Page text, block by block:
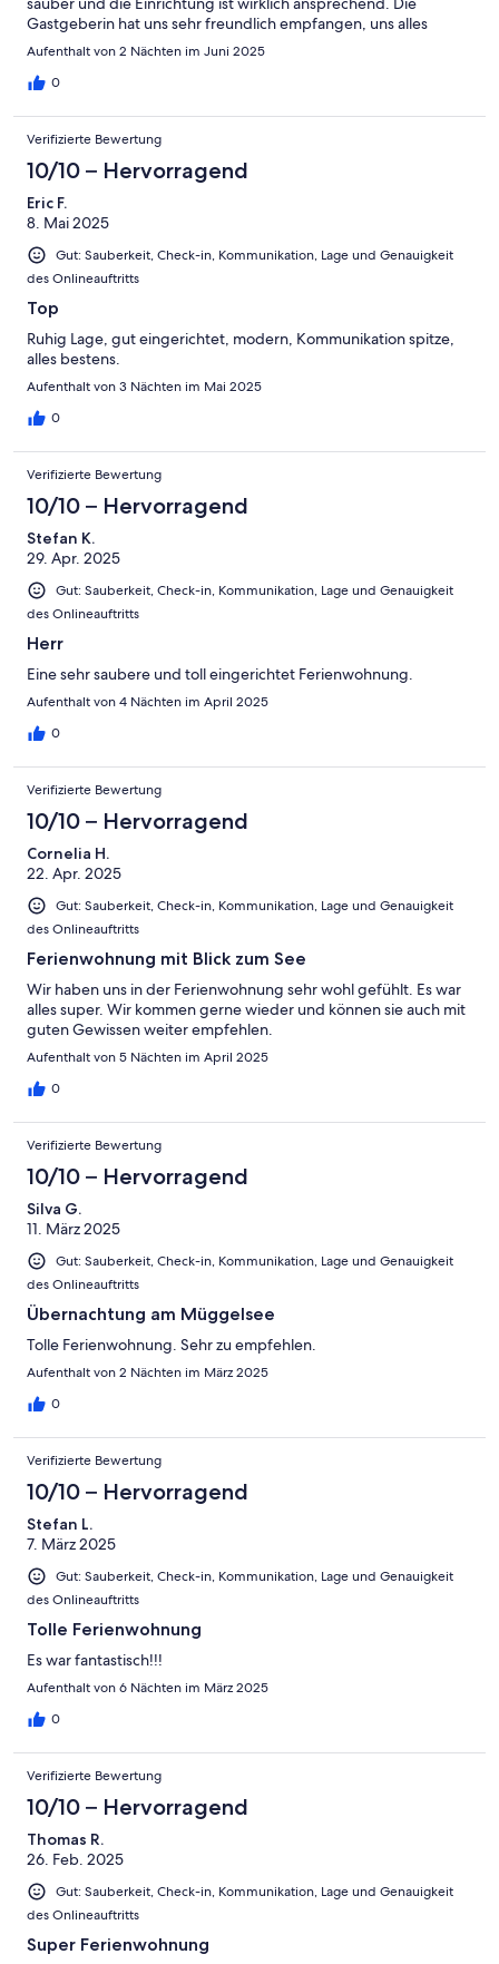
Gastgeberin hat uns sehr freundlich empfangen, uns alles
gezeigt und auch das Parken stellt kein Problem dar, weil sowohl
Toll war auch der Ausblick aufs Wasser. Wir würden dort auf
Aufenthalt von 2 Nächten im Juni 2025
0
Verifizierte Bewertung
10/10 – Hervorragend
Eric F.
8. Mai 2025
Gut: Sauberkeit, Check-in, Kommunikation, Lage und Genauigkeit
des Onlineauftritts
Top
Ruhig Lage, gut eingerichtet, modern, Kommunikation spitze,
alles bestens.
Aufenthalt von 3 Nächten im Mai 2025
0
Verifizierte Bewertung
10/10 – Hervorragend
Stefan K.
29. Apr. 2025
Gut: Sauberkeit, Check-in, Kommunikation, Lage und Genauigkeit
des Onlineauftritts
Herr
Eine sehr saubere und toll eingerichtet Ferienwohnung.
Aufenthalt von 4 Nächten im April 2025
0
Verifizierte Bewertung
10/10 – Hervorragend
Cornelia H.
22. Apr. 2025
Gut: Sauberkeit, Check-in, Kommunikation, Lage und Genauigkeit
des Onlineauftritts
Ferienwohnung mit Blick zum See
Wir haben uns in der Ferienwohnung sehr wohl gefühlt. Es war
alles super. Wir kommen gerne wieder und können sie auch mit
guten Gewissen weiter empfehlen.
Aufenthalt von 5 Nächten im April 2025
0
Verifizierte Bewertung
10/10 – Hervorragend
Silva G.
11. März 2025
Gut: Sauberkeit, Check-in, Kommunikation, Lage und Genauigkeit
des Onlineauftritts
Übernachtung am Müggelsee
Tolle Ferienwohnung. Sehr zu empfehlen.
Aufenthalt von 2 Nächten im März 2025
0
Verifizierte Bewertung
10/10 – Hervorragend
Stefan L.
7. März 2025
Gut: Sauberkeit, Check-in, Kommunikation, Lage und Genauigkeit
des Onlineauftritts
Tolle Ferienwohnung
Es war fantastisch!!!
Aufenthalt von 6 Nächten im März 2025
0
Verifizierte Bewertung
10/10 – Hervorragend
Thomas R.
26. Feb. 2025
Gut: Sauberkeit, Check-in, Kommunikation, Lage und Genauigkeit
des Onlineauftritts
Super Ferienwohnung